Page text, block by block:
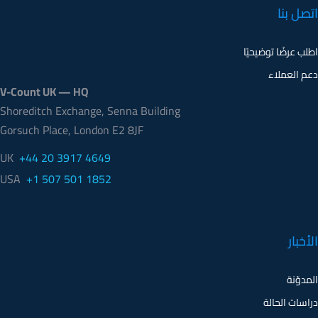
اتصل بنا
اطلب عرضًا توضيحيًا
دعم العملاء
V-Count UK — HQ
Shoreditch Exchange, Senna Building
Gorsuch Place, London E2 8JF
UK +44 20 3917 4649
USA +1 507 501 1852
الأخبار
المدوّنة
دراسات الحالة